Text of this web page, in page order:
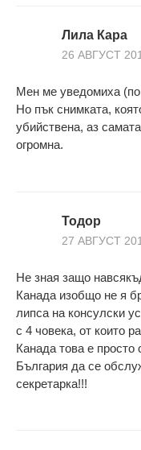
Лила Кара
26 АВГУСТ
Мен ме уведомиха
Но пък снимката,
убийствена, аз
огромна.
Тодор
27 АВГУСТ
Не зная защо
Канада изобщо не я
липса на консулски
с 4 човека, от които
Канада това е
България да се
секретарка!!!